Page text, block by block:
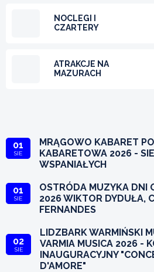
NOCLEGI I
CZARTERY
ATRAKCJE NA
MAZURACH
01
SIE
MRĄGOWO KABARET
KABARETOWA 2026 -
WSPANIAŁYCH
01
SIE
OSTRÓDA MUZYKA DNI
2026 WIKTOR DYDUŁA,
FERNANDES
02
SIE
LIDZBARK WARMIŃSKI
VARMIA MUSICA 2026 -
INAUGURACYJNY
D'AMORE"